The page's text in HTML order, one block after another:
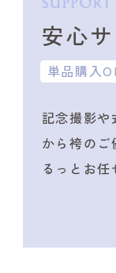
安心
単品購入
記念撮影や
から袴のご
るっとお任